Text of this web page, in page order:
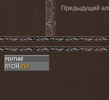
Предыдущий